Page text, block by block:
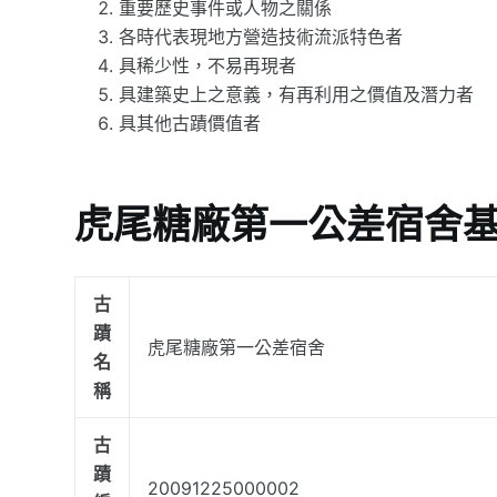
重要歷史事件或人物之關係
各時代表現地方營造技術流派特色者
具稀少性，不易再現者
具建築史上之意義，有再利用之價值及潛力者
具其他古蹟價值者
虎尾糖廠第一公差宿舍
古
蹟
名
稱
虎尾糖廠第一公差宿舍
古
蹟
20091225000002